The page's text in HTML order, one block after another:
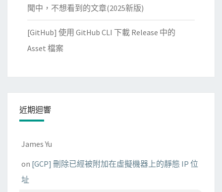
文
聞中，不想看到的文章(2025新版)
[GitHub] 使用 GitHub CLI 下載 Release 中的
Asset 檔案
近期迴響
James Yu
on [GCP] 刪除已經被附加在虛擬機器上的靜態 IP 位
址